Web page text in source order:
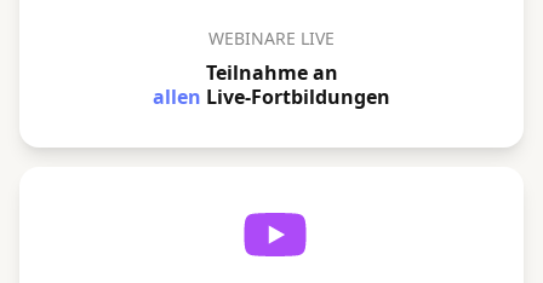
WEBINARE LIVE
Teilnahme an
allen Live-Fortbildungen